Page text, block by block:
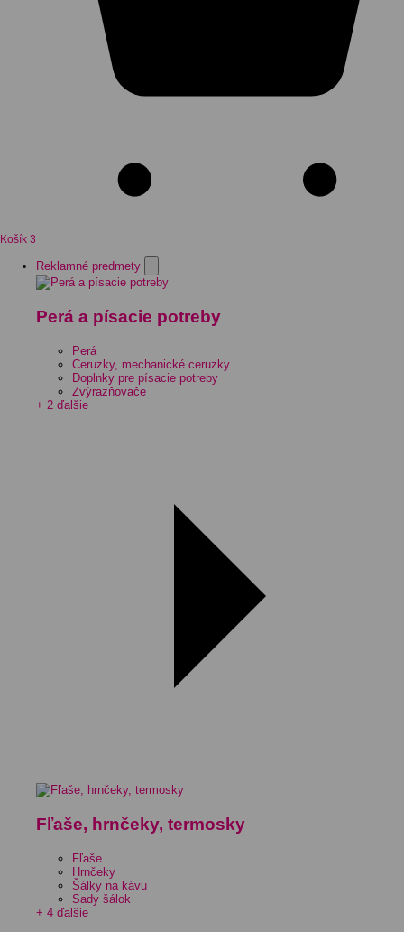
Košík 3
Reklamné predmety
Perá a písacie potreby
Perá
Ceruzky, mechanické ceruzky
Doplnky pre písacie potreby
Zvýrazňovače
+ 2 ďalšie
Fľaše, hrnčeky, termosky
Fľaše
Hrnčeky
Šálky na kávu
Sady šálok
+ 4 ďalšie